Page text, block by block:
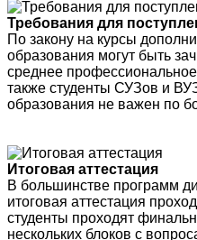
Требования для
По закону на курсы
образования могут быть
среднее
также студенты СУЗов и
образования не важен по
Итоговая аттестация
В большинстве программ
итоговая аттестация
студенты проходят
нескольких блоков с